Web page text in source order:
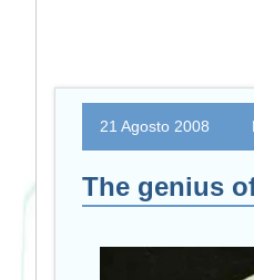
21 Agosto 2008
The genius